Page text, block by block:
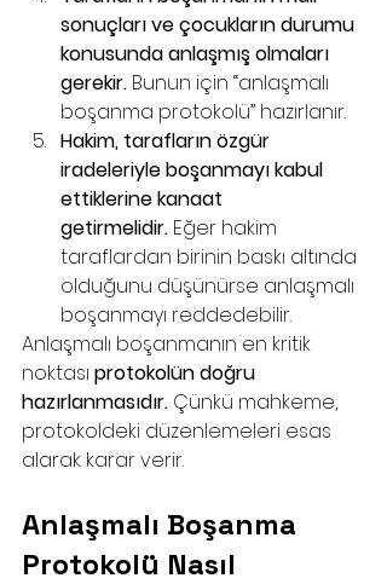
sonuçları ve çocukların durumu
konusunda anlaşmış olmaları
gerekir. Bunun için “anlaşmalı
boşanma protokolü” hazırlanır.
Hakim, tarafların özgür
iradeleriyle boşanmayı kabul
ettiklerine kanaat
getirmelidir. Eğer hakim
taraflardan birinin baskı altında
olduğunu düşünürse anlaşmalı
boşanmayı reddedebilir.
Anlaşmalı boşanmanın en kritik
noktası protokolün doğru
hazırlanmasıdır. Çünkü mahkeme,
protokoldeki düzenlemeleri esas
alarak karar verir.
Anlaşmalı Boşanma
Protokolü Nasıl